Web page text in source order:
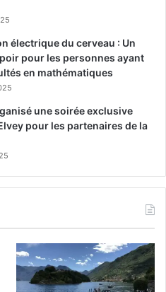
électrique du cerveau : Un
pour les personnes ayant
en mathématiques
une soirée exclusive
pour les partenaires de la